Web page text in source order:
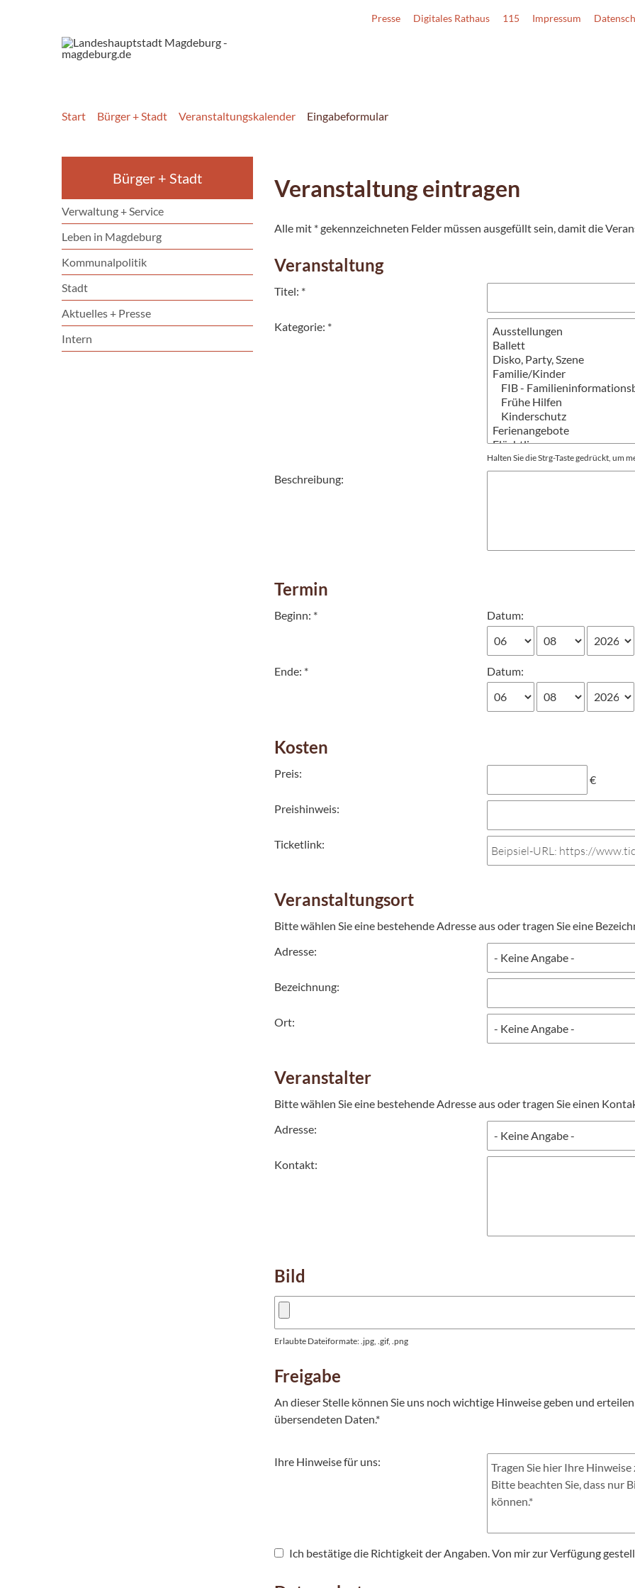
Presse Digitales Rathaus 115 Impressum
Start Bürger + Stadt Veranstaltungskalender Eingabeformular
Bürger + Stadt
Verwaltung + Service
Leben in Magdeburg
Kommunalpolitik
Stadt
Aktuelles + Presse
Intern
Veranstaltung eintragen
Alle mit * gekennzeichneten Felder müssen ausgefüllt sein, damit die
Veranstaltung
Titel: *
Kategorie: *
Halten Sie die Strg-Taste gedrückt, um
Beschreibung:
Termin
Beginn: * Datum:
Ende: * Datum:
Kosten
Preis: €
Preishinweis:
Ticketlink:
Veranstaltungsort
Bitte wählen Sie eine bestehende Adresse aus oder tragen Sie eine
Adresse:
Bezeichnung:
Ort:
Veranstalter
Bitte wählen Sie eine bestehende Adresse aus oder tragen Sie einen
Adresse:
Kontakt:
Bild
Erlaubte Dateiformate: .jpg, .gif, .png
Freigabe
An dieser Stelle können Sie uns noch wichtige Hinweise geben und
übersendeten Daten.*
Ihre Hinweise für uns:
Ich bestätige die Richtigkeit der Angaben. Von mir zur Verfügung